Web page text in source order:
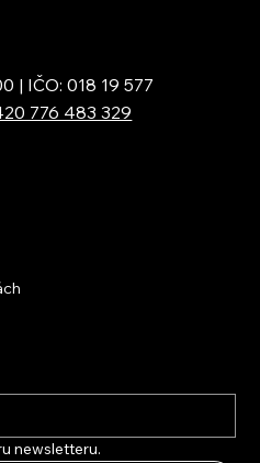
| IČO: 018 19 577
776 483 329
newsletteru.